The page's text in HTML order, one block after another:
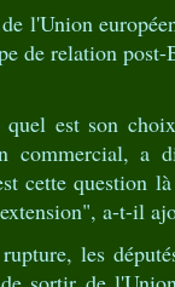
l'Union
de relation
est son
commercial, a
cette question
a-t-il
les